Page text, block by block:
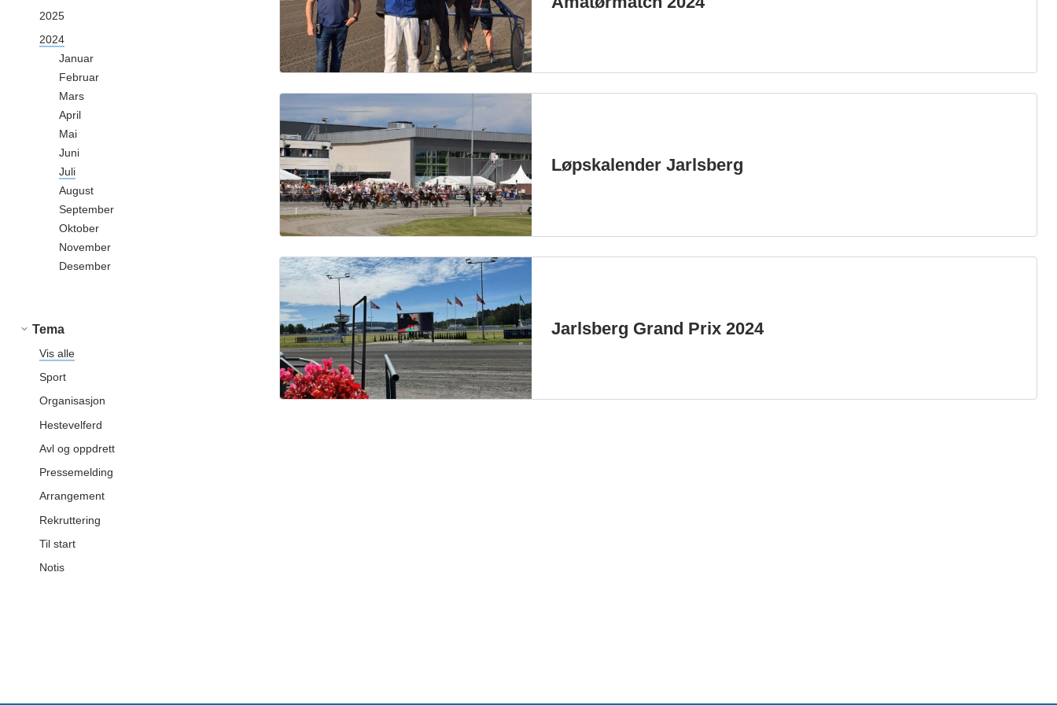
2025
2024
Januar
Februar
Mars
April
Mai
Juni
Juli
August
September
Oktober
November
Desember
Tema
Vis alle
Sport
Organisasjon
Hestevelferd
Avl og oppdrett
Pressemelding
Arrangement
Rekruttering
Til start
Notis
Løpskalender Jarlsberg
Jarlsberg Grand Prix 2024